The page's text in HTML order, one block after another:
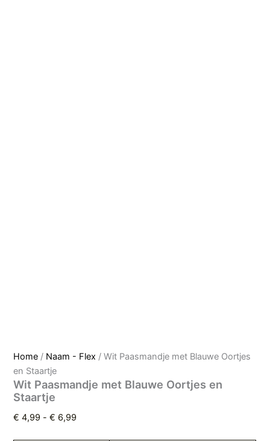
Home / Naam - Flex / Wit Paasmandje met Blauwe Oortjes
en Staartje
Wit Paasmandje met Blauwe Oortjes en
Staartje
€ 4,99 - € 6,99